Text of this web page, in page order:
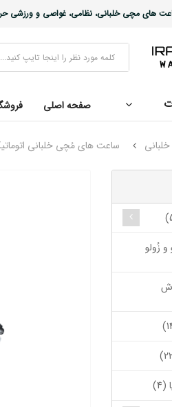
های مچی خلبانی، نظامی، غواصی و ورزشی
صفحه اصلی
ساعت های مُچی خلبانی
و زُولو